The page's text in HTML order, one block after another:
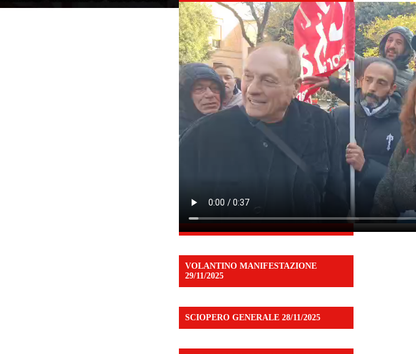
VOLANTINO MANIFESTAZIONE
29/11/2025
SCIOPERO GENERALE 28/11/2025